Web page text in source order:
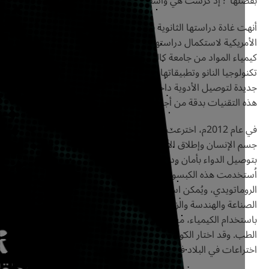
غادة دراستها الثانوية في جدة، ثم انتقلت إلى الولايات المتحدة
لاستكمال دراستها الجامعية. حصلت على درجة الدكتوراة في
النانو وتطبيقاتها الطبية، وركَّزت بشكل خاص على تطوير طرق
لتوصيل الأدوية داخل الجسم بفعالية أكبر، وقالت: “نريد أن تعمل
بدقة من أجل تقليل التأثيرات الجانبية”.
في عام 2012م، اخترعت كبسولة نانوية يمكنها تحديد الالتهابات في
وإطلاق الأدوية لعلاجها باستخدام الليزر، وهو ما يسمح
الدواء بأمان ودقة وعند الطلب داخل جسم الإنسان. وقد
هذه الكبسولة بنجاح لعلاج أمراض العين والتهاب المفاصل
ويُمكن استخدامها في كثير من المجالات الأخرى، مثل:
والهندسة والزراعة. كما بحثت في طرق شفط الدهون الجديدة
الكيمياء، مع إمكانية أن يكون لها أيضًا تطبيقات محتملة خارج
وقد اختار الكونجرس الأمريكي عملها بوصفه واحدًا من أهم أربعة
في البلاد في عام 2012م.